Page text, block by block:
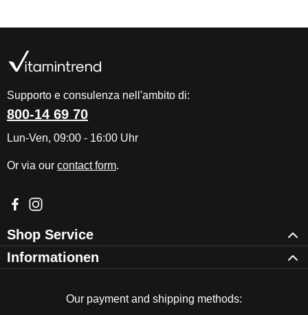
Supporto e consulenza nell'ambito di:
800-14 69 70
Lun-Ven, 09:00 - 16:00 Uhr
Or via our contact form.
Visit us on Facebook – opens in a new browser tab (external
Check us out on Instagram – opens in a new browser tab
Shop Service
Informationen
Our payment and shipping methods: